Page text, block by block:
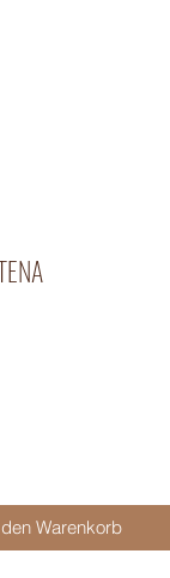
Warenkorb